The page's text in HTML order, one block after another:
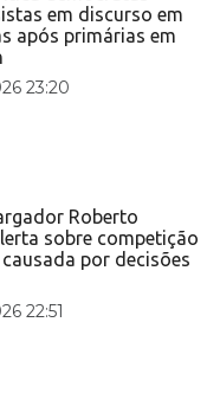
em discurso em
após primárias em
23:20
Roberto
sobre competição
por decisões
22:51